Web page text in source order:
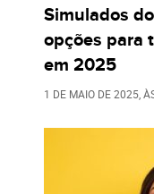
Simulados
opções para
em 2025
1 DE MAIO DE 2025 ,